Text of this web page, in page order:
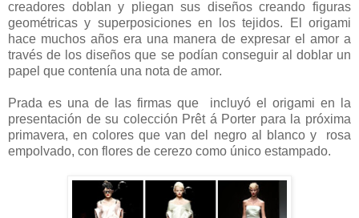
creadores doblan y pliegan sus diseños creando figuras
geométricas y superposiciones en los tejidos. El origami
hace muchos años era una manera de expresar el amor a
través de los diseños que se podían conseguir al doblar un
papel que contenía una nota de amor.
Prada es una de las firmas que incluyó el origami en la
presentación de su colección Prêt á Porter para la próxima
primavera, en colores que van del negro al blanco y rosa
empolvado, con flores de cerezo como único estampado.